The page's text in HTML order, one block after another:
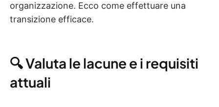
organizzazione. Ecco come effettuare una
transizione efficace.
🔍 Valuta le lacune e i requisiti
attuali